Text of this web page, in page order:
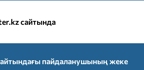
сайтында
пайдаланушының жеке